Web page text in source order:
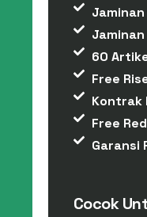
Jaminan
60
Free
Kontrak
Free
Garansi
Cocok